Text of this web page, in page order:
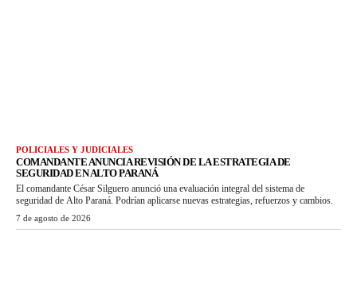
POLICIALES Y JUDICIALES
COMANDANTE ANUNCIA REVISIÓN DE LA ESTRATEGIA DE
SEGURIDAD EN ALTO PARANÁ
El comandante César Silguero anunció una evaluación integral del sistema de
seguridad de Alto Paraná. Podrían aplicarse nuevas estrategias, refuerzos y cambios.
7 de agosto de 2026